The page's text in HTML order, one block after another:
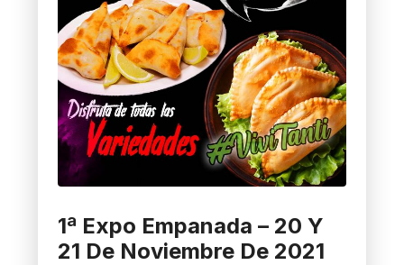
1ª Expo Empanada – 20 Y
21 De Noviembre De 2021